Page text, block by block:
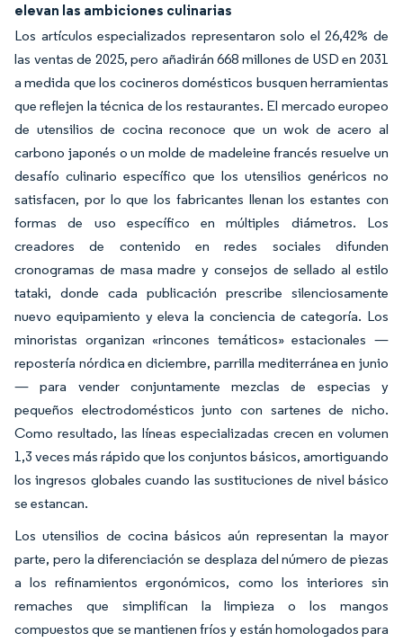
elevan las ambiciones culinarias
Los artículos especializados representaron solo el 26,42% de
las ventas de 2025, pero añadirán 668 millones de USD en 2031
a medida que los cocineros domésticos busquen herramientas
que reflejen la técnica de los restaurantes. El mercado europeo
de utensilios de cocina reconoce que un wok de acero al
carbono japonés o un molde de madeleine francés resuelve un
desafío culinario específico que los utensilios genéricos no
satisfacen, por lo que los fabricantes llenan los estantes con
formas de uso específico en múltiples diámetros. Los
creadores de contenido en redes sociales difunden
cronogramas de masa madre y consejos de sellado al estilo
tataki, donde cada publicación prescribe silenciosamente
nuevo equipamiento y eleva la conciencia de categoría. Los
minoristas organizan «rincones temáticos» estacionales —
repostería nórdica en diciembre, parrilla mediterránea en junio
— para vender conjuntamente mezclas de especias y
pequeños electrodomésticos junto con sartenes de nicho.
Como resultado, las líneas especializadas crecen en volumen
1,3 veces más rápido que los conjuntos básicos, amortiguando
los ingresos globales cuando las sustituciones de nivel básico
se estancan.
Los utensilios de cocina básicos aún representan la mayor
parte, pero la diferenciación se desplaza del número de piezas
a los refinamientos ergonómicos, como los interiores sin
remaches que simplifican la limpieza o los mangos
compuestos que se mantienen fríos y están homologados para